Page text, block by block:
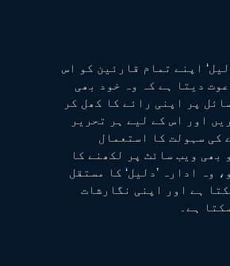
اپنے تمام قارئین کو اس
دیتا ہے کہ وہ خود بھی
پر اپنی رائے کا کھل کر
اور اس کے لیے ہر تحریر
کی سہولت کا استعمال
بھی ویب سائٹ پر لکھنے کا
وہ ادارہ ’دلیل‘ کا مستقل
ہے اور اپنی نگارشات
ہے۔